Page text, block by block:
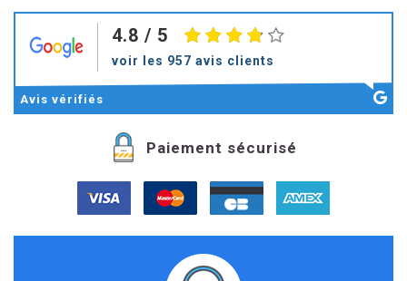
4.8 / 5
voir les 957 avis clients
Avis vérifiés
Paiement sécurisé